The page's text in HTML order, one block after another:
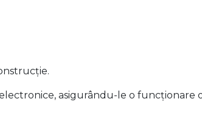
asigurându-le o funcționare